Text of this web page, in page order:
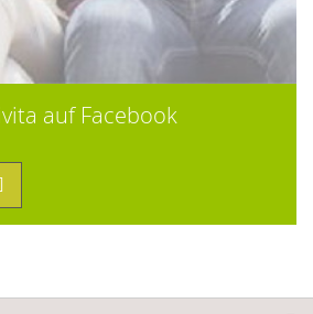
auf Facebook